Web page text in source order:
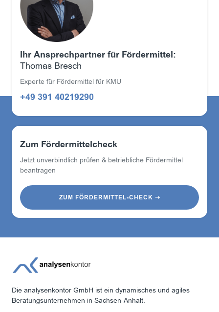
Ihr Ansprechpartner für Fördermittel:
Thomas Bresch
Experte für Fördermittel für KMU
+49 391 40219290
Zum Fördermittelcheck
Jetzt unverbindlich prüfen & betriebliche Fördermittel
beantragen
ZUM FÖRDERMITTEL-CHECK ➝
Die analysenkontor GmbH ist ein dynamisches und agiles
Beratungsunternehmen in Sachsen-Anhalt.